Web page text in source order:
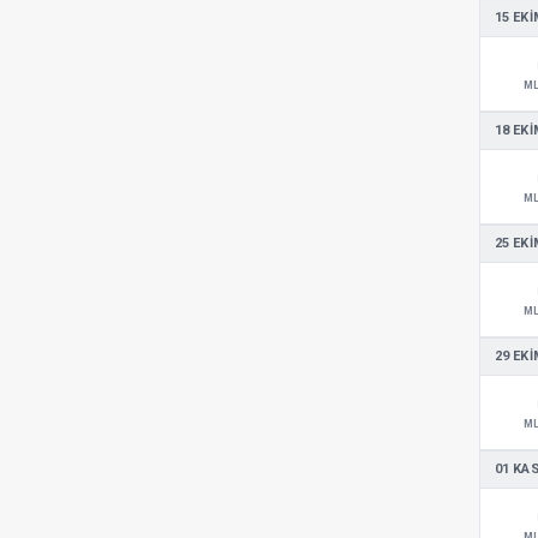
15
18
25
29
01